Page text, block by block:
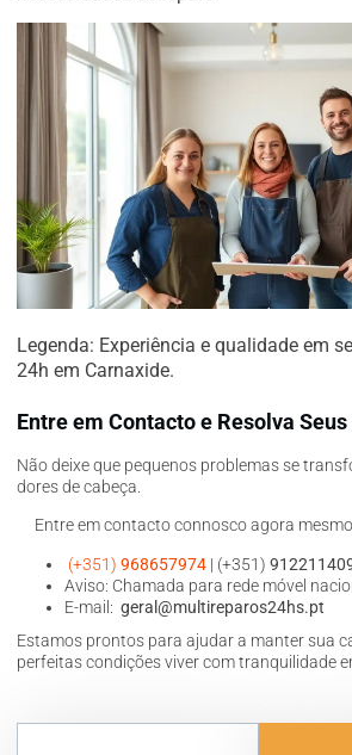
Legenda: Experiência e qualidade em
24h em Carnaxide.
Entre em Contacto e Resolva
Não deixe que pequenos problemas se
dores de cabeça.
Entre em contacto connosco agora
(+351) 968657974 | (+351)
Aviso: Chamada para rede móvel
E-mail: geral@multireparos24hs.pt
Estamos prontos para ajudar a manter sua
perfeitas condições viver com tranquilidade